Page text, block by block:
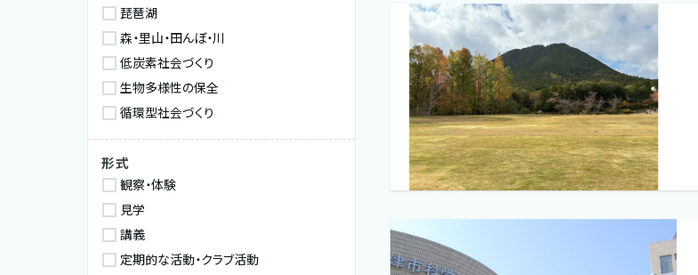
琵琶湖
森・里山・田んぼ・川
低炭素社会づくり
生物多様性の保全
循環型社会づくり
形式
観察・体験
見学
講義
定期的な活動・クラブ活動